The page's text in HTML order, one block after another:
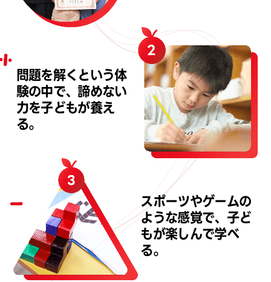
問題を解くという体
験の中で、諦めない
力を子どもが養え
る。
スポーツやゲームの
ような感覚で、子ど
もが楽しんで学べ
る。